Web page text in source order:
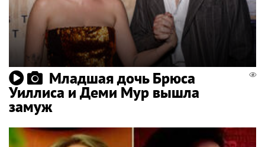
Младшая дочь Брюса
Уиллиса и Деми Мур вышла
замуж